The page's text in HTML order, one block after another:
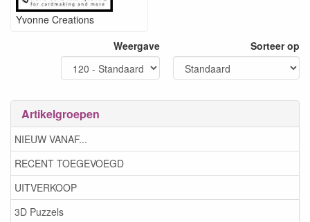
Artikelgroepen
NIEUW VANAF...
RECENT TOEGEVOEGD
UITVERKOOP
3D Puzzels
Yvonne Creations
Weergave
Sorteer op